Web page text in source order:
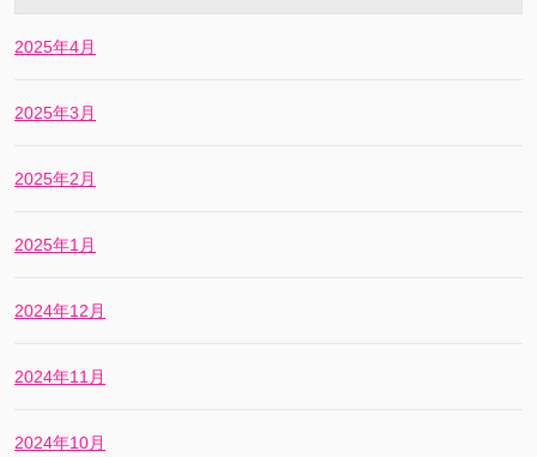
2025年4月
2025年3月
2025年2月
2025年1月
2024年12月
2024年11月
2024年10月